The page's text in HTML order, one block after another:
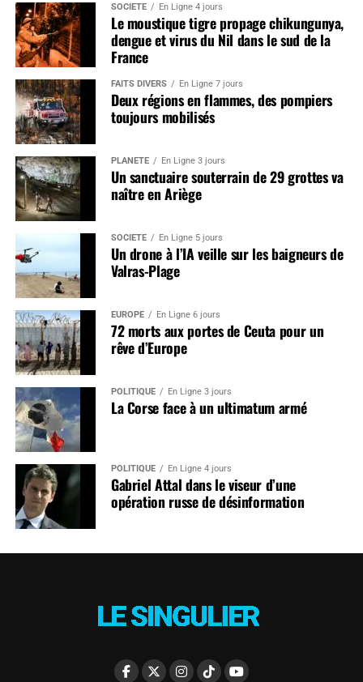
SOCIÉTÉ En Ligne 4 jours
Le moustique tigre propage chikungunya,
dengue et virus du Nil dans le sud de la
France
FAITS DIVERS En Ligne 7 jours
Deux régions en flammes, des pompiers
toujours mobilisés
PLANÈTE En Ligne 3 jours
Un sanctuaire souterrain de 29 grottes va
naître en Ariège
SOCIÉTÉ En Ligne 5 jours
Un drone à l’IA veille sur les baigneurs de
Valras-Plage
EUROPE En Ligne 6 jours
72 morts aux portes de Ceuta pour un
rêve d’Europe
POLITIQUE En Ligne 3 jours
La Corse face à un ultimatum armé
POLITIQUE En Ligne 4 jours
Gabriel Attal dans le viseur d’une
opération russe de désinformation